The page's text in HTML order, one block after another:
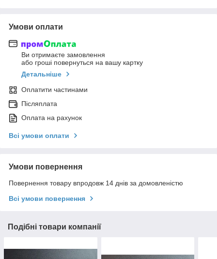
Умови оплати
Ви отримаєте замовлення
або гроші повернуться на вашу картку
Детальніше
Оплатити частинами
Післяплата
Оплата на рахунок
Всі умови оплати
Умови повернення
Повернення товару впродовж 14 днів за домовленістю
Всі умови повернення
Подібні товари компанії